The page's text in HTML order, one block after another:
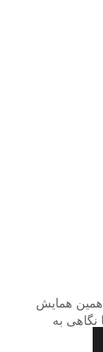
.روز بتن سال 98 _ هفدهمین همایش
به